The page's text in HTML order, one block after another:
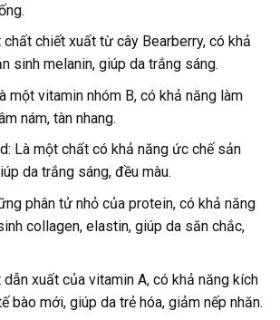
chất chiết xuất từ cây Bearberry, có khả
sinh melanin, giúp da trắng sáng.
một vitamin nhóm B, có khả năng làm
nám, tàn nhang.
Là một chất có khả năng ức chế sản
da trắng sáng, đều màu.
phân tử nhỏ của protein, có khả năng
collagen, elastin, giúp da săn chắc,
dẫn xuất của vitamin A, có khả năng kích
bào mới, giúp da trẻ hóa, giảm nếp nhăn.